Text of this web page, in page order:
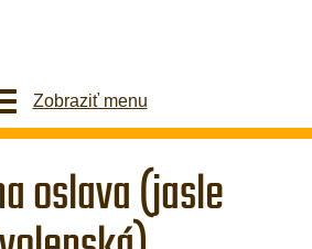
Zobraziť menu
oslava (jasle